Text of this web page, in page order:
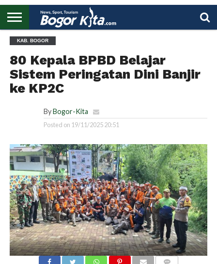
BOGOR
REGIONAL
NASIONAL
PENDIDIKAN
WISATA
OLAHRAGA
LAPORAN
PROFIL
KAB. BOGOR
80 Kepala BPBD Belajar
Sistem Peringatan Dini Banjir
ke KP2C
By Bogor-Kita
Posted on 19/11/2025 20:51